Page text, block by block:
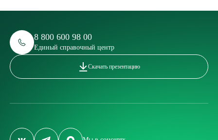
8 800 600 98 00
Единый справочный центр
Скачать презентацию